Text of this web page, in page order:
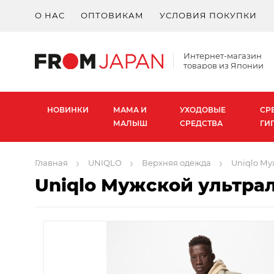
О НАС ОПТОВИКАМ УСЛОВИЯ ПОКУПКИ
Интернет-магазин
товаров из Японии
НОВИНКИ
МАМА И
МАЛЫШ
УХОДОВЫЕ
СРЕДСТВА
Главная UNIQLO Верхняя одежда Uniqlo
Uniqlo Мужской